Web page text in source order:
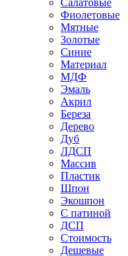
Салатовые
Фиолетовые
Мятные
Золотые
Синие
Материал
МДФ
Эмаль
Акрил
Береза
Дерево
Дуб
ЛДСП
Массив
Пластик
Шпон
Экошпон
С патиной
ДСП
Стоимость
Дешевые